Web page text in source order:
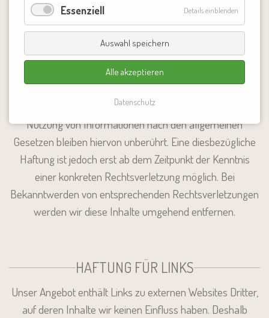
Gesetzen verantwortlich. Nach §§ 8 bis 10 TMG sind wir
als Diensteanbieter jedoch nicht verpflichtet, übermittelte
oder gespeicherte fremde Informationen zu überwachen
oder nach Umständen zu forschen, die auf eine
rechtswidrige Tätigkeit hinweisen.
Verpflichtungen zur Entfernung oder Sperrung der
Nutzung von Informationen nach den allgemeinen
Gesetzen bleiben hiervon unberührt. Eine diesbezügliche
Haftung ist jedoch erst ab dem Zeitpunkt der Kenntnis
einer konkreten Rechtsverletzung möglich. Bei
Bekanntwerden von entsprechenden Rechtsverletzungen
werden wir diese Inhalte umgehend entfernen.
HAFTUNG FÜR LINKS
Unser Angebot enthält Links zu externen Websites Dritter,
auf deren Inhalte wir keinen Einfluss haben. Deshalb
Essenziell Details einblenden
Auswahl speichern
Alle akzeptieren
Datenschutz